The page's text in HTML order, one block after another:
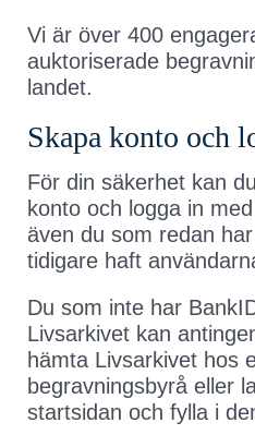
Vi är över 400
auktoriserade
landet.
Skapa konto och
För din säkerhet kan
konto och logga in
även du som redan
tidigare haft
Du som inte har
Livsarkivet kan
hämta Livsarkivet hos
begravningsbyrå eller
startsidan och fylla i